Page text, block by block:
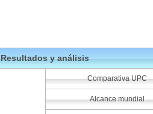
Resultados y análisis
Comparativa UPC
Alcance mundial